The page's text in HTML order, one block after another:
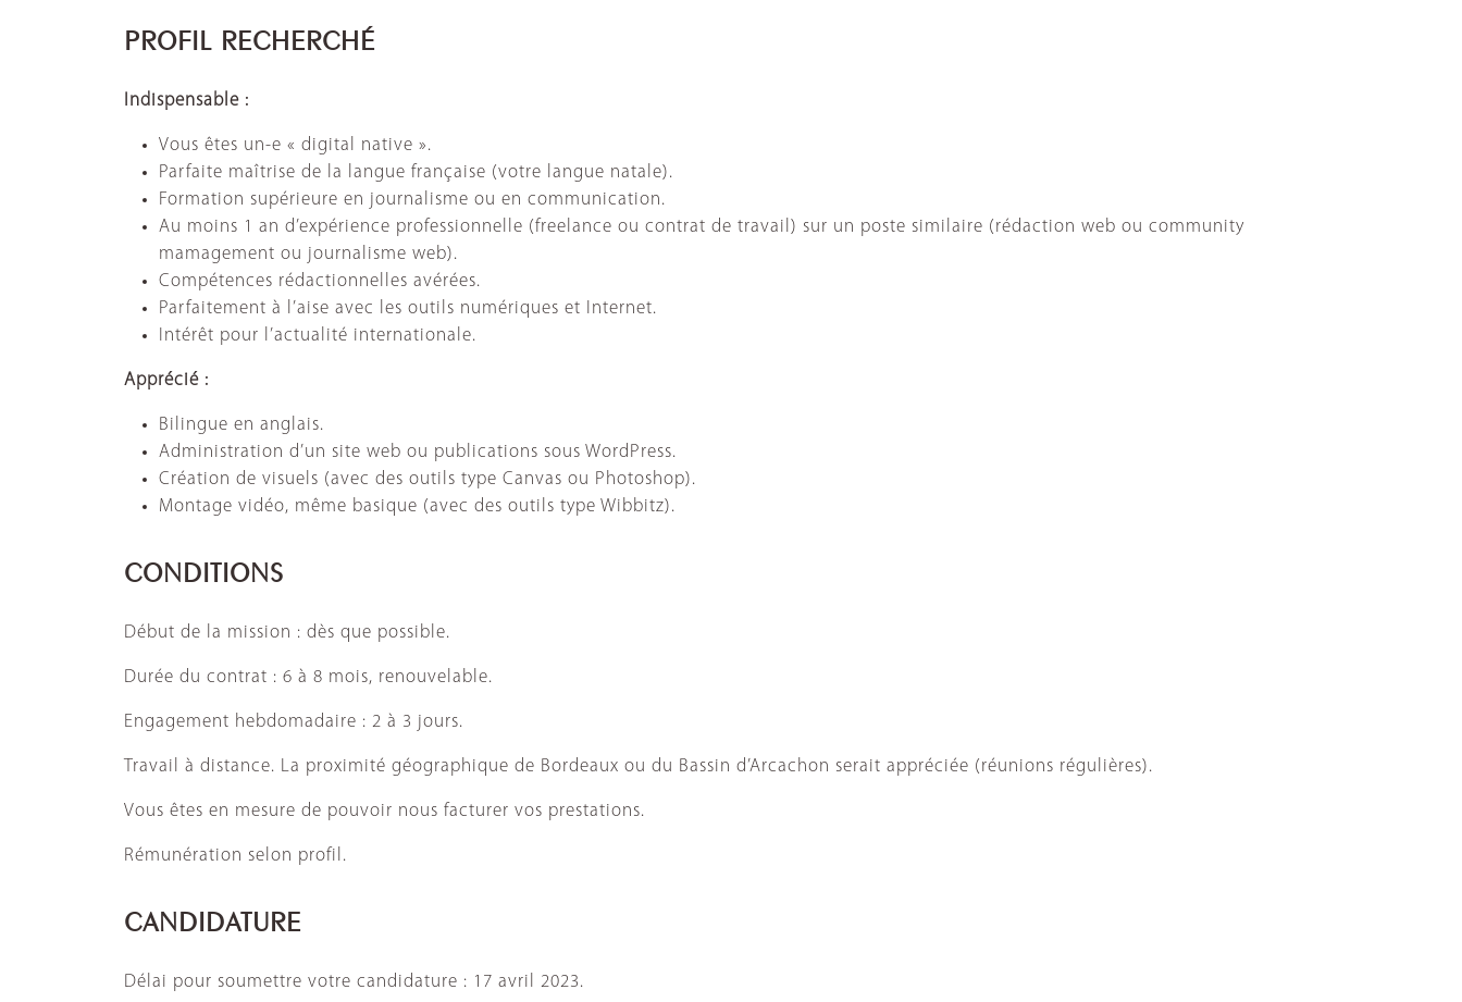
PROFIL RECHERCHÉ
Indispensable :
Vous êtes un-e « digital native ».
Parfaite maîtrise de la langue française (votre langue natale).
Formation supérieure en journalisme ou en communication.
Au moins 1 an d’expérience professionnelle (freelance ou contrat de travail) sur un poste similaire (rédaction web ou community
mamagement ou journalisme web).
Compétences rédactionnelles avérées.
Parfaitement à l’aise avec les outils numériques et Internet.
Intérêt pour l’actualité internationale.
Apprécié :
Bilingue en anglais.
Administration d’un site web ou publications sous WordPress.
Création de visuels (avec des outils type Canvas ou Photoshop).
Montage vidéo, même basique (avec des outils type Wibbitz).
CONDITIONS
Début de la mission : dès que possible.
Durée du contrat : 6 à 8 mois, renouvelable.
Engagement hebdomadaire : 2 à 3 jours.
Travail à distance. La proximité géographique de Bordeaux ou du Bassin d’Arcachon serait appréciée (réunions régulières).
Vous êtes en mesure de pouvoir nous facturer vos prestations.
Rémunération selon profil.
CANDIDATURE
Délai pour soumettre votre candidature : 17 avril 2023.